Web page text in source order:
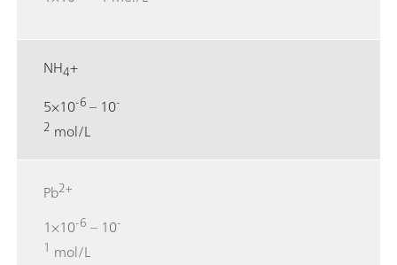
NH4+
5×10-6– 10-
2 mol/L
Pb2+
1×10-6 – 10-
1 mol/L